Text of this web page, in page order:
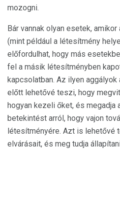
mozogni.
Bár vannak olyan esetek,
(mint például a létesítmény
előfordulhat, hogy más
fel a másik létesítményben
kapcsolatban. Az ilyen
előtt lehetővé teszi, hogy
hogyan kezeli őket, és megadja
betekintést arról, hogy vajon
létesítményére. Azt is lehetővé
elvárásait, és meg tudja